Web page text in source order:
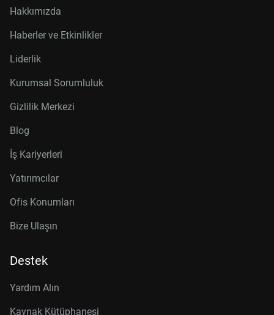
Hakkımızda
Haberler ve Etkinlikler
Liderlik
Kurumsal Sorumluluk
Gizlilik Merkezi
Blog
İş Kariyerleri
Yatırımcılar
Ofis Konumları
Bize Ulaşın
Destek
Yardım Alın
Kaynak Kütüphanesi